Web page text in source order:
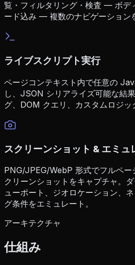
覧・フィルタリング・検査 — ボデ
ード込み — 複数のナビゲーション
ライブスクリプト実行
ページコンテキスト内で任意の
し、JSON シリアライズ可能な結
グ、DOM クエリ、カスタムロジッ
スクリーンショット & エミュ
PNG/JPEG/WebP 形式でフルペー
クリーンショットをキャプチャ。
ューポート、ジオロケーション、
グ条件をエミュレート。
アーキテクチャ
仕組み